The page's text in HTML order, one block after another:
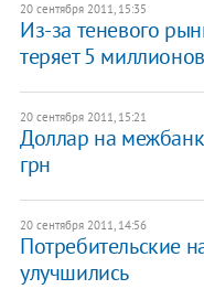
20 сентября 2011, 15:35
​Из-за теневого
теряет 5
20 сентября 2011, 15:21
Доллар на
грн
20 сентября 2011, 14:56
Потребительские
улучшились